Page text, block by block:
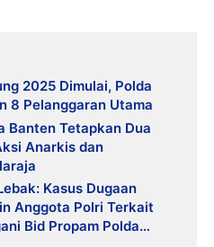
2025 Dimulai, Polda
8 Pelanggaran Utama
Banten Tetapkan Dua
Anarkis dan
Kasus Dugaan
Anggota Polri Terkait
Bid Propam Polda